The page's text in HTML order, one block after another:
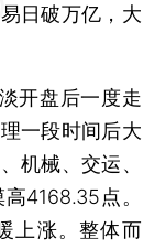
日破万亿，大
开盘后一度走
一段时间后大
机械、交运、
4168.35点。
上涨。整体而